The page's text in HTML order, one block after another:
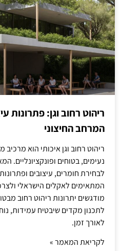
ריהוט רחוב וגן: פתרונות
המרחב החיצוני
ריהוט רחוב וגן איכותי הוא מרכיב
נעימים, בטוחים ופונקציונליים.
לבחירת חומרים, עיצובים
המתאימים לאקלים הישראלי
מודגשים יתרונות ריהוט רחוב
לתכנון מקדים שיבטיח עמידות,
לאורך זמן.
לקריאת המאמר »